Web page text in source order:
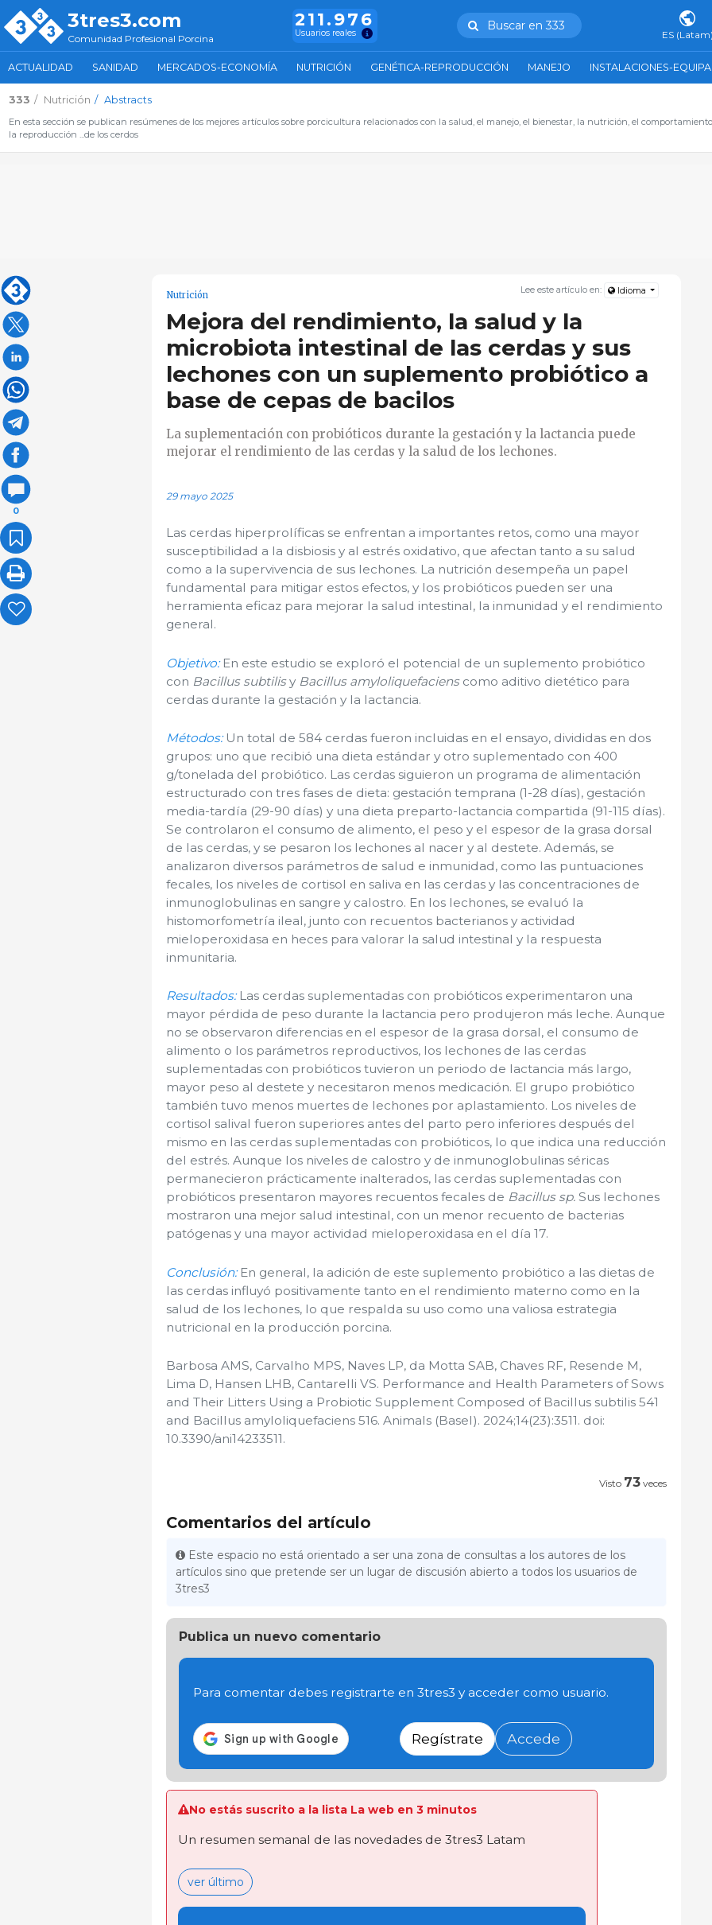
3tres3.com
Comunidad Profesional Porcina
211.976
Usuarios reales
Buscar en 333
ES
ACTUALIDAD SANIDAD MERCADOS-ECONOMÍA NUTRICIÓN GENÉTICA-REPRODUCCIÓN MANEJO INSTALACIONES-
333 Nutrición Abstracts
En esta sección se publican resúmenes de los mejores artículos sobre porcicultura relacionados con la salud, el manejo, el bienestar, la nutrición, el
la reproducción ...de los cerdos
0
Lee este artículo en: Idioma
Nutrición
Mejora del rendimiento, la salud y la
microbiota intestinal de las cerdas y sus
lechones con un suplemento probiótico a
base de cepas de bacilos
La suplementación con probióticos durante la gestación y la lactancia puede
mejorar el rendimiento de las cerdas y la salud de los lechones.
29 mayo 2025
Las cerdas hiperprolíficas se enfrentan a importantes retos, como una mayor
susceptibilidad a la disbiosis y al estrés oxidativo, que afectan tanto a su salud
como a la supervivencia de sus lechones. La nutrición desempeña un papel
fundamental para mitigar estos efectos, y los probióticos pueden ser una
herramienta eficaz para mejorar la salud intestinal, la inmunidad y el rendimiento
general.
Objetivo:En este estudio se exploró el potencial de un suplemento probiótico
con Bacillus subtilisy Bacillus amyloliquefaciens como aditivo dietético para
cerdas durante la gestación y la lactancia.
Métodos: Un total de 584 cerdas fueron incluidas en el ensayo, divididas en dos
grupos: uno que recibió una dieta estándar y otro suplementado con 400
g/tonelada del probiótico. Las cerdas siguieron un programa de alimentación
estructurado con tres fases de dieta: gestación temprana (1-28 días), gestación
media-tardía (29-90 días) y una dieta preparto-lactancia compartida (91-115 días).
Se controlaron el consumo de alimento, el peso y el espesor de la grasa dorsal
de las cerdas, y se pesaron los lechones al nacer y al destete. Además, se
analizaron diversos parámetros de salud e inmunidad, como las puntuaciones
fecales, los niveles de cortisol en saliva en las cerdas y las concentraciones de
inmunoglobulinas en sangre y calostro. En los lechones, se evaluó la
histomorfometría ileal, junto con recuentos bacterianos y actividad
mieloperoxidasa en heces para valorar la salud intestinal y la respuesta
inmunitaria.
Resultados: Las cerdas suplementadas con probióticos experimentaron una
mayor pérdida de peso durante la lactancia pero produjeron más leche. Aunque
no se observaron diferencias en el espesor de la grasa dorsal, el consumo de
alimento o los parámetros reproductivos, los lechones de las cerdas
suplementadas con probióticos tuvieron un periodo de lactancia más largo,
mayor peso al destete y necesitaron menos medicación. El grupo probiótico
también tuvo menos muertes de lechones por aplastamiento. Los niveles de
cortisol salival fueron superiores antes del parto pero inferiores después del
mismo en las cerdas suplementadas con probióticos, lo que indica una reducción
del estrés. Aunque los niveles de calostro y de inmunoglobulinas séricas
permanecieron prácticamente inalterados, las cerdas suplementadas con
probióticos presentaron mayores recuentos fecales de Bacillus sp. Sus lechones
mostraron una mejor salud intestinal, con un menor recuento de bacterias
patógenas y una mayor actividad mieloperoxidasa en el día 17.
Conclusión: En general, la adición de este suplemento probiótico a las dietas de
las cerdas influyó positivamente tanto en el rendimiento materno como en la
salud de los lechones, lo que respalda su uso como una valiosa estrategia
nutricional en la producción porcina.
Barbosa AMS, Carvalho MPS, Naves LP, da Motta SAB, Chaves RF, Resende M,
Lima D, Hansen LHB, Cantarelli VS. Performance and Health Parameters of Sows
and Their Litters Using a Probiotic Supplement Composed of Bacillus subtilis 541
and Bacillus amyloliquefaciens 516. Animals (Basel). 2024;14(23):3511. doi:
10.3390/ani14233511.
Visto 73 veces
Comentarios del artículo
Este espacio no está orientado a ser una zona de consultas a los autores de los
artículos sino que pretende ser un lugar de discusión abierto a todos los usuarios de
3tres3
Publica un nuevo comentario
Para comentar debes registrarte en 3tres3 y acceder como usuario.
Regístrate Accede
No estás suscrito a la lista La web en 3 minutos
Un resumen semanal de las novedades de 3tres3 Latam
ver último